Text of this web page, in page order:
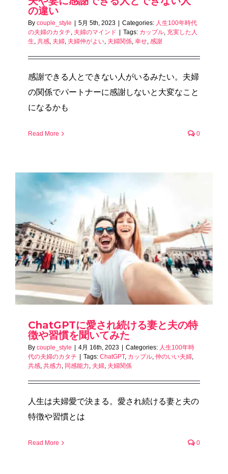
の違い
By couple_style | 5月 5th, 2023 | Categories: 人生100年時代
の夫婦のカタチ 夫婦のマインド | Tags: カップル 充実した人
生 共感 夫婦 夫婦仲がよい 夫婦関係 幸せ 感謝
感謝できる人とできない人がいるみたい。夫婦
の関係でパートナーに感謝しないと大変なこと
になるかも
Read More 0
ChatGPTに愛され続ける妻と夫の特
徴や習慣を聞いてみた
By couple_style | 4月 16th, 2023 | Categories: 人生100年時
代の夫婦のカタチ | Tags: ChatGPT, カップル 仲のいい夫婦
共感 共感力 同感能力 夫婦 夫婦関係
人生は夫婦愛で決まる。愛され続ける妻と夫の
特徴や習慣とは
Read More 0